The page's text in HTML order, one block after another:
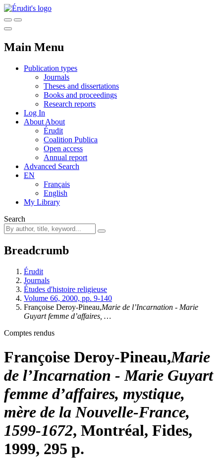
Main Menu
Publication types
Journals
Theses and dissertations
Books and proceedings
Research reports
Log In
About About
Érudit
Coalition Publica
Open access
Annual report
Advanced Search
EN
Français
English
My Library
Search
Breadcrumb
Érudit
Journals
Études d'histoire religieuse
Volume 66, 2000, pp. 9-140
Françoise Deroy-Pineau,Marie de l’Incarnation - Marie
Guyart femme d’affaires, …
Comptes rendus
Françoise Deroy-Pineau,Marie
de l’Incarnation - Marie Guyart
femme d’affaires, mystique,
mère de la Nouvelle-France,
1599-1672, Montréal, Fides,
1999, 295 p.